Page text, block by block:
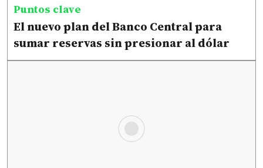
Puntos clave
El nuevo plan del Banco Central para
sumar reservas sin presionar al dólar